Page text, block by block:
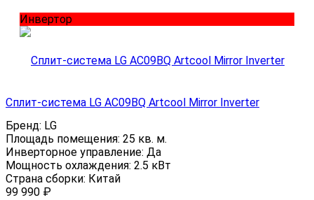
Инвертор
Сплит-система LG AC09BQ Artcool Mirror Inverter
Бренд: LG
Площадь помещения: 25 кв. м.
Инверторное управление: Да
Мощность охлаждения: 2.5 кВт
Страна сборки: Китай
99 990 ₽